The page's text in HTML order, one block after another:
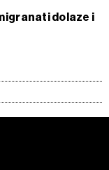
dolaze i